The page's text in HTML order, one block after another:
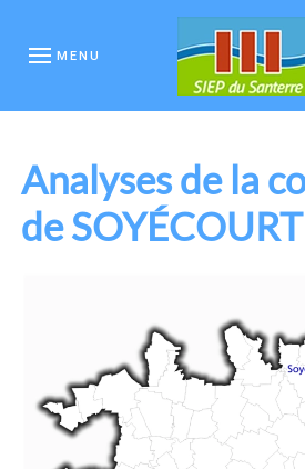
MENU
Analyses de la
de SOYÉCOURT